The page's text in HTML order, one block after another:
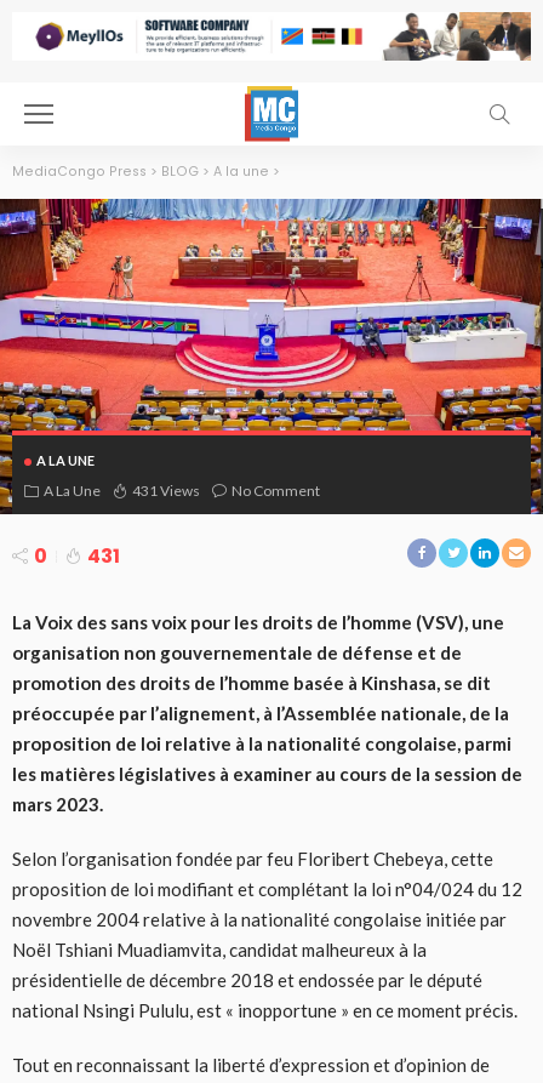
MediaCongo Press > BLOG > A la une >
A LA UNE
A La Une 431 Views No Comment
0 431
La Voix des sans voix pour les droits de l’homme (VSV), une
organisation non gouvernementale de défense et de
promotion des droits de l’homme basée à Kinshasa, se dit
préoccupée par l’alignement, à l’Assemblée nationale, de la
proposition de loi relative à la nationalité congolaise, parmi
les matières législatives à examiner au cours de la session de
mars 2023.
Selon l’organisation fondée par feu Floribert Chebeya, cette
proposition de loi modifiant et complétant la loi n°04/024 du 12
novembre 2004 relative à la nationalité congolaise initiée par
Noël Tshiani Muadiamvita, candidat malheureux à la
présidentielle de décembre 2018 et endossée par le député
national Nsingi Pululu, est « inopportune » en ce moment précis.
Tout en reconnaissant la liberté d’expression et d’opinion de